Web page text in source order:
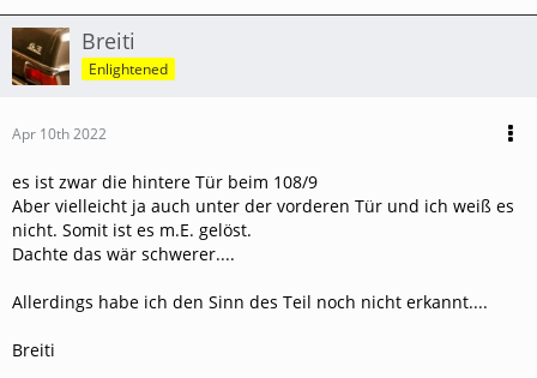
Breiti
Enlightened
Apr 10th 2022
es ist zwar die hintere Tür beim 108/9
Aber vielleicht ja auch unter der vorderen Tür und ich weiß es
nicht. Somit ist es m.E. gelöst.
Dachte das wär schwerer....
Allerdings habe ich den Sinn des Teil noch nicht erkannt....
Breiti